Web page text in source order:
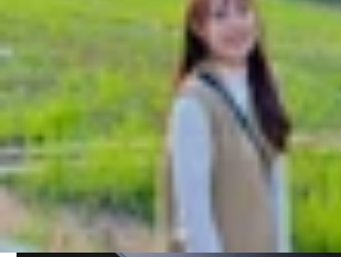
Thùy Nguyễn
Ngày đăng:
14/05/2025
Cập nhật:
14/05/2025
Theo dõi XTMobile trên